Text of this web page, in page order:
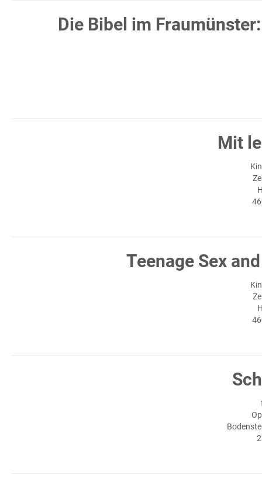
Die Bibel im
Mit
Teenage Sex